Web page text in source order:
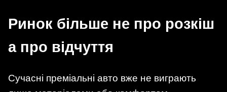
Ринок більше не про розкіш
а про відчуття
Сучасні преміальні авто вже не виграють